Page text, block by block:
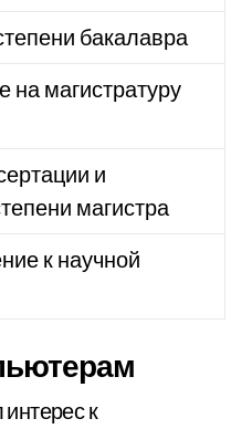
бакалавра
на магистратуру
и
магистра
к научной
к